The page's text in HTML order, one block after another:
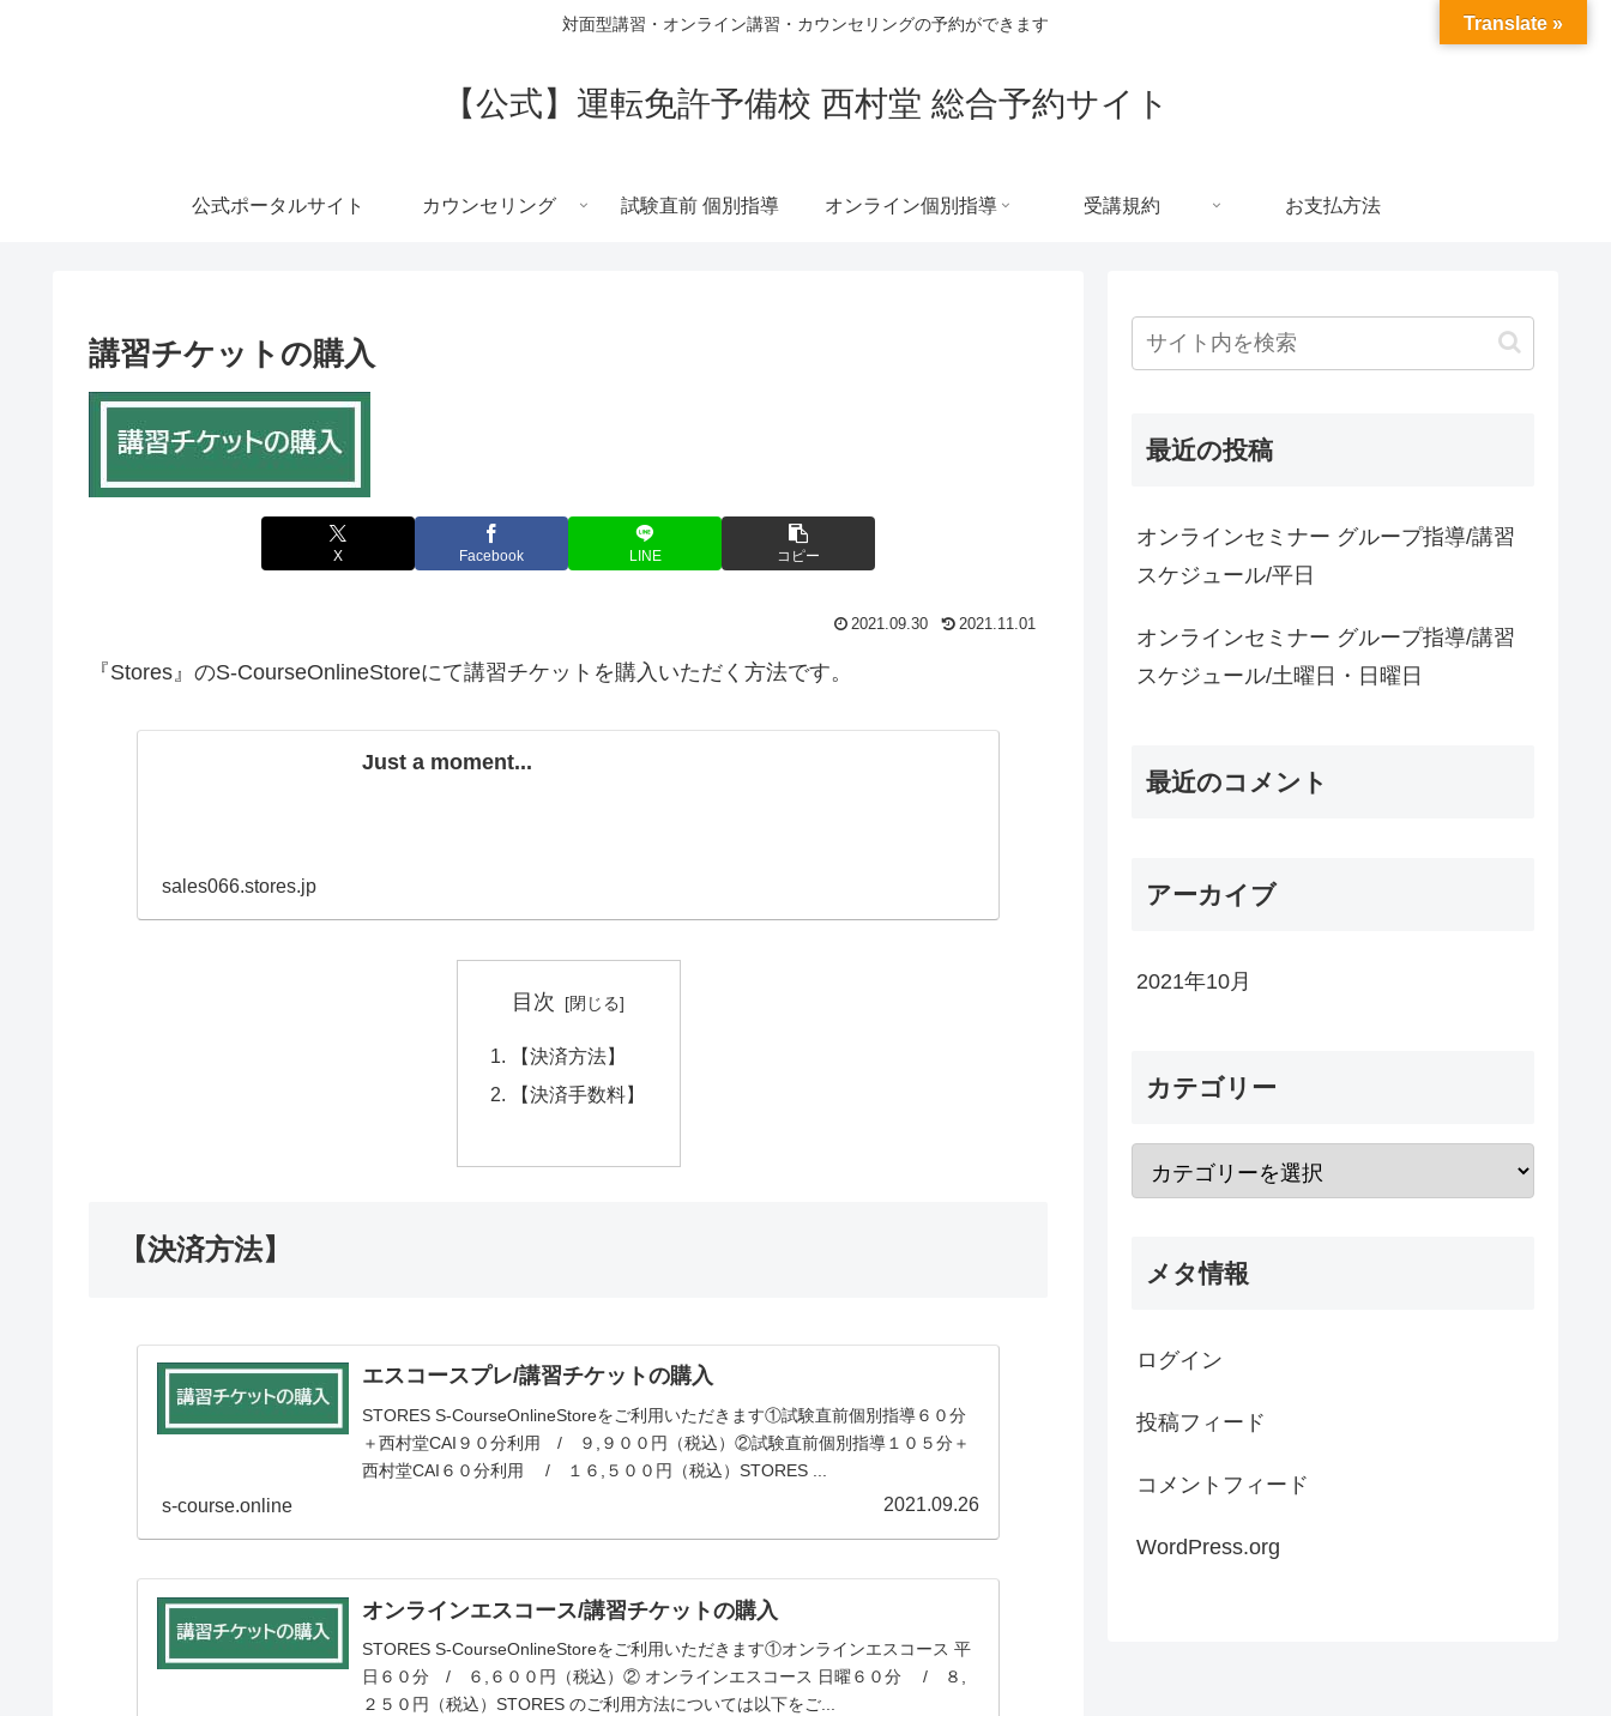
対面型講習・オンライン講習・カウンセリングの予約ができます
【公式】運転免許予備校 西村堂 総合予約サイト
公式ポータルサイト カウンセリング 試験直前 個別指導 オンライン個別指導 受講規約 お支払方法
講習チケットの購入
X Facebook LINE コピー
2021.09.30 2021.11.01
『Stores』のS-CourseOnlineStoreにて講習チケットを購入いただく方法です。
Just a moment...
sales066.stores.jp
目次
【決済方法】
【決済手数料】
【決済方法】
エスコースプレ/講習チケットの購入
STORES S-CourseOnlineStoreをご利用いただきます①試験直前個別指導６０分
＋西村堂CAI９０分利用 / ９,９００円（税込）②試験直前個別指導１０５分＋
西村堂CAI６０分利用 / １６,５００円（税込）STORES ...
s-course.online 2021.09.26
オンラインエスコース/講習チケットの購入
STORES S-CourseOnlineStoreをご利用いただきます①オンラインエスコース 平
日６０分 / ６,６００円（税込）② オンラインエスコース 日曜６０分 / ８,
２５０円（税込）STORES のご利用方法については以下をご...
最近の投稿
オンラインセミナー グループ指導/講習
スケジュール/平日
オンラインセミナー グループ指導/講習
スケジュール/土曜日・日曜日
最近のコメント
アーカイブ
2021年10月
カテゴリー
メタ情報
ログイン
投稿フィード
コメントフィード
WordPress.org
Translate »